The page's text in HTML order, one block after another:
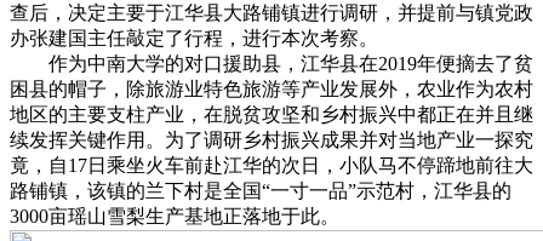
查后，决定主要于江华县大路铺镇进行调研，并提前与镇党政
办张建国主任敲定了行程，进行本次考察。
作为中南大学的对口援助县，江华县在2019年便摘去了贫
困县的帽子，除旅游业特色旅游等产业发展外，农业作为农村
地区的主要支柱产业，在脱贫攻坚和乡村振兴中都正在并且继
续发挥关键作用。为了调研乡村振兴成果并对当地产业一探究
竟，自17日乘坐火车前赴江华的次日，小队马不停蹄地前往大
路铺镇，该镇的兰下村是全国“一寸一品”示范村，江华县的
3000亩瑶山雪梨生产基地正落地于此。